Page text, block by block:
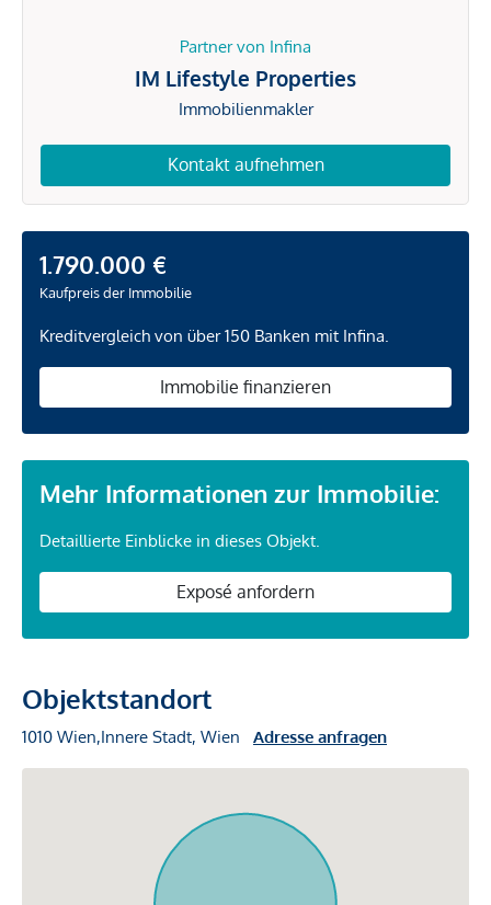
Partner von Infina
IM Lifestyle Properties
Immobilienmakler
Kontakt aufnehmen
1.790.000 €
Kaufpreis der Immobilie
Kreditvergleich von über 150 Banken mit Infina.
Immobilie finanzieren
Mehr Informationen zur Immobilie:
Detaillierte Einblicke in dieses Objekt.
Exposé anfordern
Objektstandort
1010 Wien,Innere Stadt, Wien Adresse anfragen